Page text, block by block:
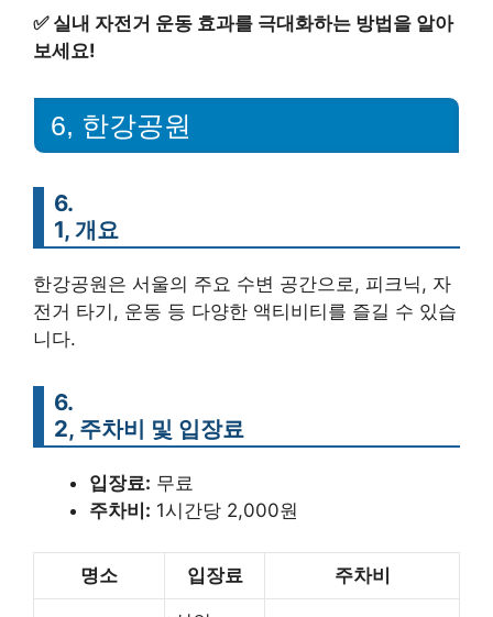
✅ 실내 자전거 운동 효과를 극대화하는 방법을 알아
보세요!
6, 한강공원
6.
1, 개요
한강공원은 서울의 주요 수변 공간으로, 피크닉, 자
전거 타기, 운동 등 다양한 액티비티를 즐길 수 있습
니다.
6.
2, 주차비 및 입장료
입장료: 무료
주차비: 1시간당 2,000원
명소 입장료 주차비